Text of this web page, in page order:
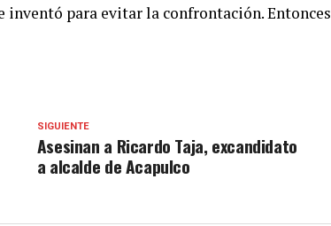
para evitar la confrontación. Entonces
SIGUIENTE
Asesinan a Ricardo Taja, excandidato
a alcalde de Acapulco